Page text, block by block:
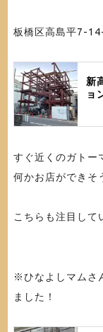
板橋区高島平7-14-
新
ョ
すぐ近くのガトー
何かお店ができそ
こちらも注目して
※ひなよしマムさ
ました！